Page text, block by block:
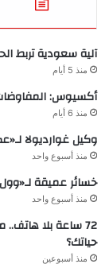
آلية سعودية تربط
منذ 5 أيام
أكسيوس:
منذ 6 أيام
وكيل غوارديولا
منذ أسبوع واحد
خسائر عميقة لـ«وول
منذ أسبوع واحد
72 ساعة بلا
حياتك؟
منذ أسبوعين